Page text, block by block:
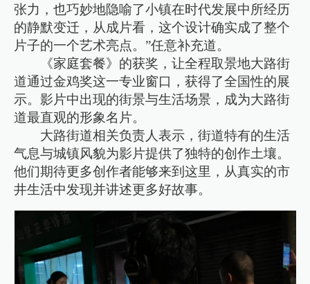
张力，也巧妙地隐喻了小镇在时代发展中所经历
的静默变迁，从成片看，这个设计确实成了整个
片子的一个艺术亮点。”任意补充道。
《家庭套餐》的获奖，让全程取景地大路街
道通过金鸡奖这一专业窗口，获得了全国性的展
示。影片中出现的街景与生活场景，成为大路街
道最直观的形象名片。
大路街道相关负责人表示，街道特有的生活
气息与城镇风貌为影片提供了独特的创作土壤。
他们期待更多创作者能够来到这里，从真实的市
井生活中发现并讲述更多好故事。